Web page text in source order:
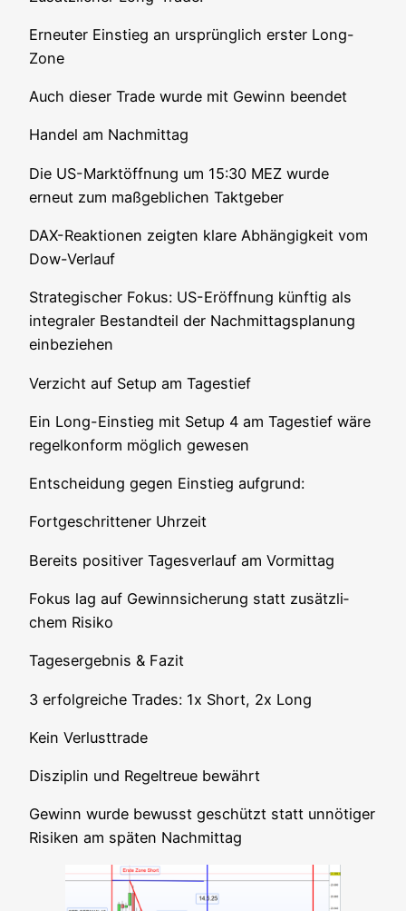
Erneu­ter Ein­stieg an ursprüng­lich ers­ter Long-
Zone
Auch die­ser Trade wur­de mit Gewinn beendet
Han­del am Nachmittag
Die US-Markt­öff­nung um 15:30 MEZ wur­de
erneut zum maß­geb­li­chen Taktgeber
DAX-Reak­tio­nen zeig­ten kla­re Abhän­gig­keit vom
Dow-Verlauf
Stra­te­gi­scher Fokus: US-Eröff­nung künf­tig als
inte­gra­ler Bestand­teil der Nach­mit­tags­pla­nung
einbeziehen
Ver­zicht auf Set­up am Tagestief
Ein Long-Ein­stieg mit Set­up 4 am Tages­tief wäre
regel­kon­form mög­lich gewesen
Ent­schei­dung gegen Ein­stieg aufgrund:
Fort­ge­schrit­te­ner Uhrzeit
Bereits posi­ti­ver Tages­ver­lauf am Vormittag
Fokus lag auf Gewinn­si­che­rung statt zusätz­li­
chem Risiko
Tages­er­geb­nis & Fazit
3 erfolg­rei­che Trades: 1x Short, 2x Long
Kein Ver­lust­tra­de
Dis­zi­plin und Regel­treue bewährt
Gewinn wur­de bewusst geschützt statt unnö­ti­ger
Risi­ken am spä­ten Nachmittag